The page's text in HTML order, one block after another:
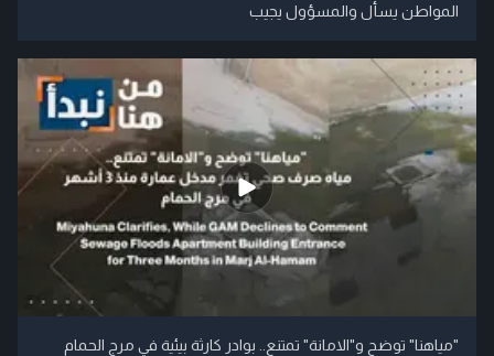
المواطن يسأل والمسؤول يجيب
"مياهنا" توضح و"الامانة" تمتنع.. بوادر كارثة بيئية في مرج الحمام